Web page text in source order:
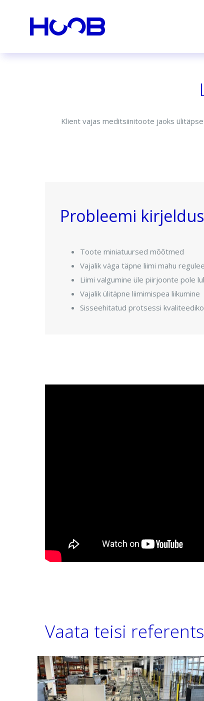
Klient vajas meditsiinitoote jaoks
Probleemi kirjeldus
Toote miniatuursed mõõtmed
Vajalik väga täpne liimi mahu
Liimi valgumine üle piirjoonte pole
Vajalik ülitäpne liimimispea liikumine
Sisseehitatud protsessi
Vaata teisi